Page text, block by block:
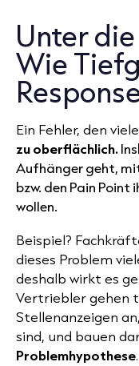
Unter
Wie
Ein Fehler, den
zu oberflächlich.
Aufhänger geht,
bzw. den Pain
wollen.
Beispiel?
dieses Problem
deshalb wirkt es
Vertriebler gehen
Stellenanzeigen
sind, und bauen
Problemhypothese.